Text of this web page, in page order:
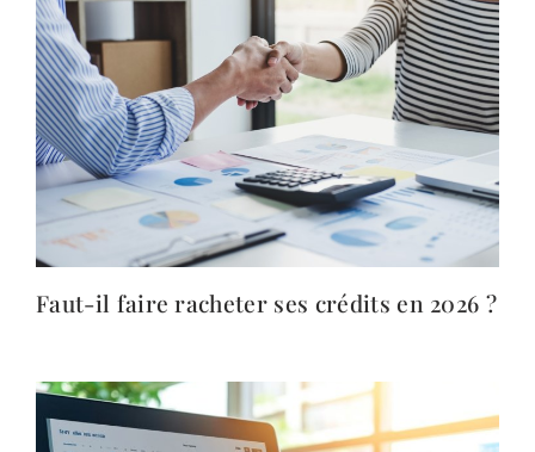
Faut-il faire racheter ses crédits en 2026 ?